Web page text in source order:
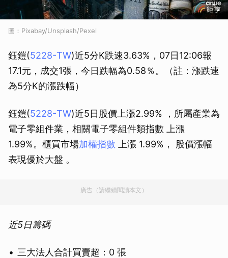
圖：Pixabay/Unsplash/Pexel
鈺鎧(5228-TW)近5分K跌速3.63%，07日12:06報
17.1元，成交1張，今日跌幅為0.58％。（註：漲跌速
為5分K的漲跌幅）
鈺鎧(5228-TW)近5日股價上漲2.99% ，所屬產業為
電子零組件業，相關電子零組件類指數 上漲
1.99%。櫃買市場加權指數 上漲 1.99%， 股價漲幅
表現優於大盤 。
廣告（請繼續閱讀本文）
近5日籌碼
三大法人合計買賣超：0 張